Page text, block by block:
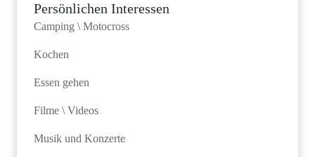
Persönlichen Interessen
Camping \ Motocross
Kochen
Essen gehen
Filme \ Videos
Musik und Konzerte